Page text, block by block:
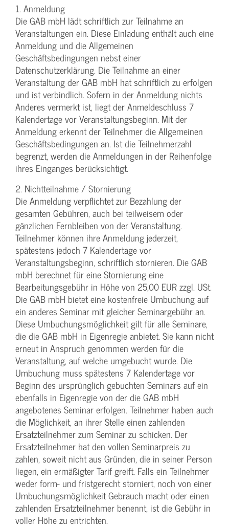
1. Anmeldung
Die GAB mbH lädt schriftlich zur Teilnahme an
Veranstaltungen ein. Diese Einladung enthält auch eine
Anmeldung und die Allgemeinen
Geschäftsbedingungen nebst einer
Datenschutzerklärung. Die Teilnahme an einer
Veranstaltung der GAB mbH hat schriftlich zu erfolgen
und ist verbindlich. Sofern in der Anmeldung nichts
Anderes vermerkt ist, liegt der Anmeldeschluss 7
Kalendertage vor Veranstaltungsbeginn. Mit der
Anmeldung erkennt der Teilnehmer die Allgemeinen
Geschäftsbedingungen an. Ist die Teilnehmerzahl
begrenzt, werden die Anmeldungen in der Reihenfolge
ihres Einganges berücksichtigt.
2. Nichtteilnahme / Stornierung
Die Anmeldung verpflichtet zur Bezahlung der
gesamten Gebühren, auch bei teilweisem oder
gänzlichen Fernbleiben von der Veranstaltung.
Teilnehmer können ihre Anmeldung jederzeit,
spätestens jedoch 7 Kalendertage vor
Veranstaltungsbeginn, schriftlich stornieren. Die GAB
mbH berechnet für eine Stornierung eine
Bearbeitungsgebühr in Höhe von 25,00 EUR zzgl. USt.
Die GAB mbH bietet eine kostenfreie Umbuchung auf
ein anderes Seminar mit gleicher Seminargebühr an.
Diese Umbuchungsmöglichkeit gilt für alle Seminare,
die die GAB mbH in Eigenregie anbietet. Sie kann nicht
erneut in Anspruch genommen werden für die
Veranstaltung, auf welche umgebucht wurde. Die
Umbuchung muss spätestens 7 Kalendertage vor
Beginn des ursprünglich gebuchten Seminars auf ein
ebenfalls in Eigenregie von der die GAB mbH
angebotenes Seminar erfolgen. Teilnehmer haben auch
die Möglichkeit, an ihrer Stelle einen zahlenden
Ersatzteilnehmer zum Seminar zu schicken. Der
Ersatzteilnehmer hat den vollen Seminarpreis zu
zahlen, soweit nicht aus Gründen, die in seiner Person
liegen, ein ermäßigter Tarif greift. Falls ein Teilnehmer
weder form- und fristgerecht storniert, noch von einer
Umbuchungsmöglichkeit Gebrauch macht oder einen
zahlenden Ersatzteilnehmer benennt, ist die Gebühr in
voller Höhe zu entrichten.